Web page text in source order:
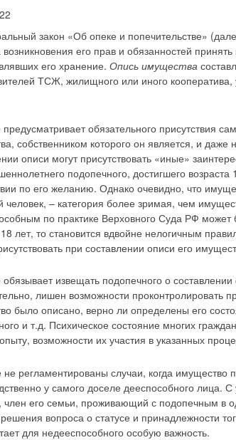
закон «Об опеке и попечительстве»
его прав и обязанностей
его хранение. Опись имущества
ТСЖ, жилищного или иного
обязательного присутствия
собственником которого он является, и даже
описи могут присутствовать «иные»
подопечного, достигшего возраста
по его желанию. Однако очевидно, что
человек, – категория более зримая, чем
по практике Верховного Суда РФ может
лет, то становится вдвойне нелогичным
при составлении описи его
обязывает извещать подопечного о
лишен возможности проконтролировать
было описано, верно ли определены его
и т.д. Психическое состояние многих
возможности их участия в указанных
не регламентированы случаи, когда имущество
у самого доселе дееспособного лица. С
член его семьи, проживающий с подопечным в
вопроса о статусе и принадлежности
для недееспособного особую важность.